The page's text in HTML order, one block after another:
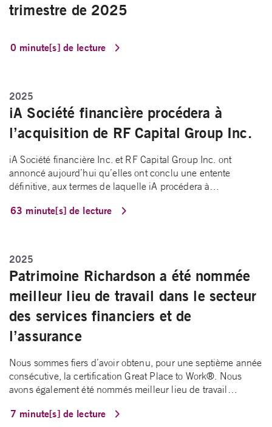
trimestre de 2025
0 minute[s] de lecture
2025
iA Société financière procédera à
l’acquisition de RF Capital Group Inc.
iA Société financière Inc. et RF Capital Group Inc. ont
annoncé aujourd’hui qu’elles ont conclu une entente
définitive, aux termes de laquelle iA procédera à…
63 minute[s] de lecture
2025
Patrimoine Richardson a été nommée
meilleur lieu de travail dans le secteur
des services financiers et de
l’assurance
Nous sommes fiers d’avoir obtenu, pour une septième année
consécutive, la certification Great Place to Work®. Nous
avons également été nommés meilleur lieu de travail…
7 minute[s] de lecture